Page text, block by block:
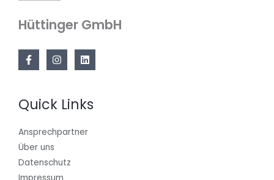
Hüttinger GmbH
Quick Links
Ansprechpartner
Über uns
Datenschutz
Impressum